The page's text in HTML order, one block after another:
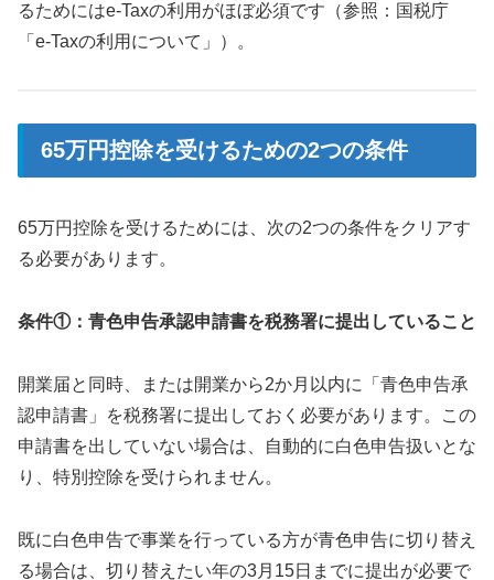
るためにはe-Taxの利用がほぼ必須です（参照：国税庁
「e-Taxの利用について」）。
65万円控除を受けるための2つの条件
65万円控除を受けるためには、次の2つの条件をクリアす
る必要があります。
条件①：青色申告承認申請書を税務署に提出していること
開業届と同時、または開業から2か月以内に「青色申告承
認申請書」を税務署に提出しておく必要があります。この
申請書を出していない場合は、自動的に白色申告扱いとな
り、特別控除を受けられません。
既に白色申告で事業を行っている方が青色申告に切り替え
る場合は、切り替えたい年の3月15日までに提出が必要で